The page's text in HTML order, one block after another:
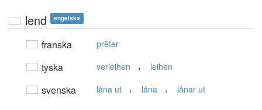
lend engelska
franska prêter
tyska verleihen , leihen
svenska låna ut , låna , lånar ut